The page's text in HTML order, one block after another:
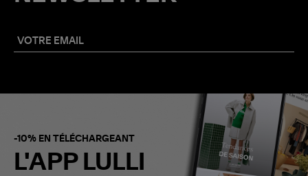
-10% EN TÉLÉCHARGEANT
L'APP LULLI